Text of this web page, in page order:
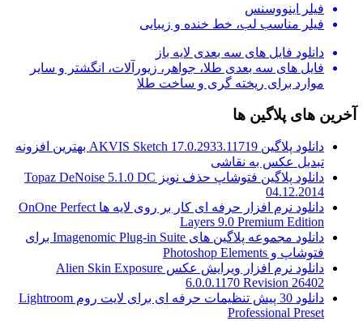
فیلر اینووسنس
فیلر مناسب لب، خط خنده و زیبایی
دانلود فایل های سه بعدی لایه باز
فایل های سه بعدی طلا، جواهر، زیورآلات، انگشتر و سایر
موارد برای ریخته گری و ساخت طلا
آخرین های پلاگین ها
دانلود پلاگین AKVIS Sketch 17.0.2933.11719 بهترین افزونه
تبدیل عکس به نقاشی
دانلود پلاگین فتوشاپ حذف نویز Topaz DeNoise 5.1.0 DC
04.12.2014
دانلود نرم افزار حرفه ای کار بر روی لایه ها OnOne Perfect
Layers 9.0 Premium Edition
دانلود مجموعه پلاگین های Imagenomic Plug-in Suite برای
فتوشاپ و Photoshop Elements
دانلود نرم افزار ویرایش عکس Alien Skin Exposure
6.0.0.1170 Revision 26402
دانلود 30 پیش تنظیمات حرفه ای برای لایت روم Lightroom
Professional Preset